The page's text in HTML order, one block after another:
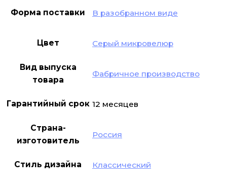
Форма поставки В разобранном виде
Цвет Серый микровелюр
Вид выпуска
товара
Фабричное производство
Гарантийный срок 12 месяцев
Страна-
изготовитель
Россия
Стиль дизайна Классический